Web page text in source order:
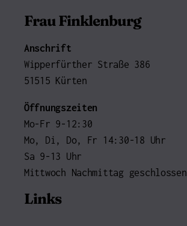
Frau Finklenburg
Anschrift
Wipperfürther Straße 386
51515 Kürten
Öffnungszeiten
Mo-Fr 9-12:30
Mo, Di, Do, Fr 14:30-18 Uhr
Sa 9-13 Uhr
Mittwoch Nachmittag geschlossen
Links